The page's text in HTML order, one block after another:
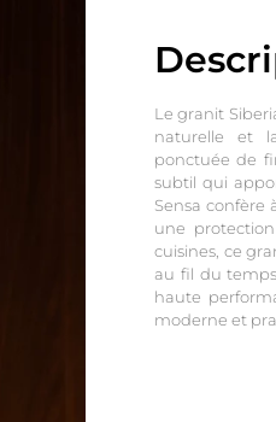
Le granit
naturelle et
ponctuée de
subtil qui
Sensa confère
une
cuisines, ce
au fil du
haute
moderne et